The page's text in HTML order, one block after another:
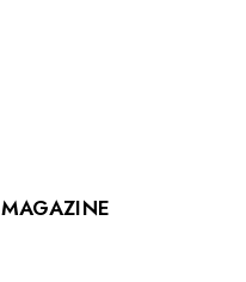
MAGAZINE